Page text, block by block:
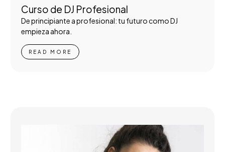
Curso de DJ Profesional
De principiante a profesional: tu futuro como DJ
empieza ahora.
READ MORE